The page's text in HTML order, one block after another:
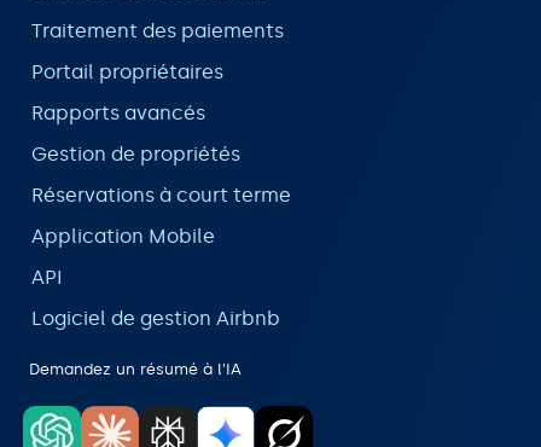
Traitement des paiements
Portail propriétaires
Rapports avancés
Gestion de propriétés
Réservations à court terme
Application Mobile
API
Logiciel de gestion Airbnb
Demandez un résumé à l'IA